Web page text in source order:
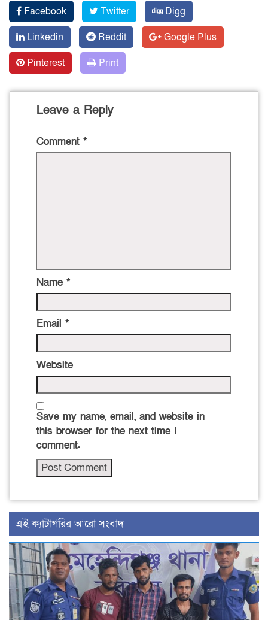
Facebook Twitter
Digg
Linkedin
Reddit
Google Plus
Pinterest
Print
Leave a Reply
Comment *
Name *
Email *
Website
Save my name, email, and website in
this browser for the next time I
comment.
‍এই ক্যাটাগরির ‍আরো সংবাদ